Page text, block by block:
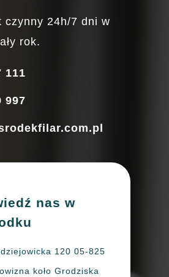
czynny 24h/7 dni w
rok.
111
997
nas w
120 05-825
koło Grodziska